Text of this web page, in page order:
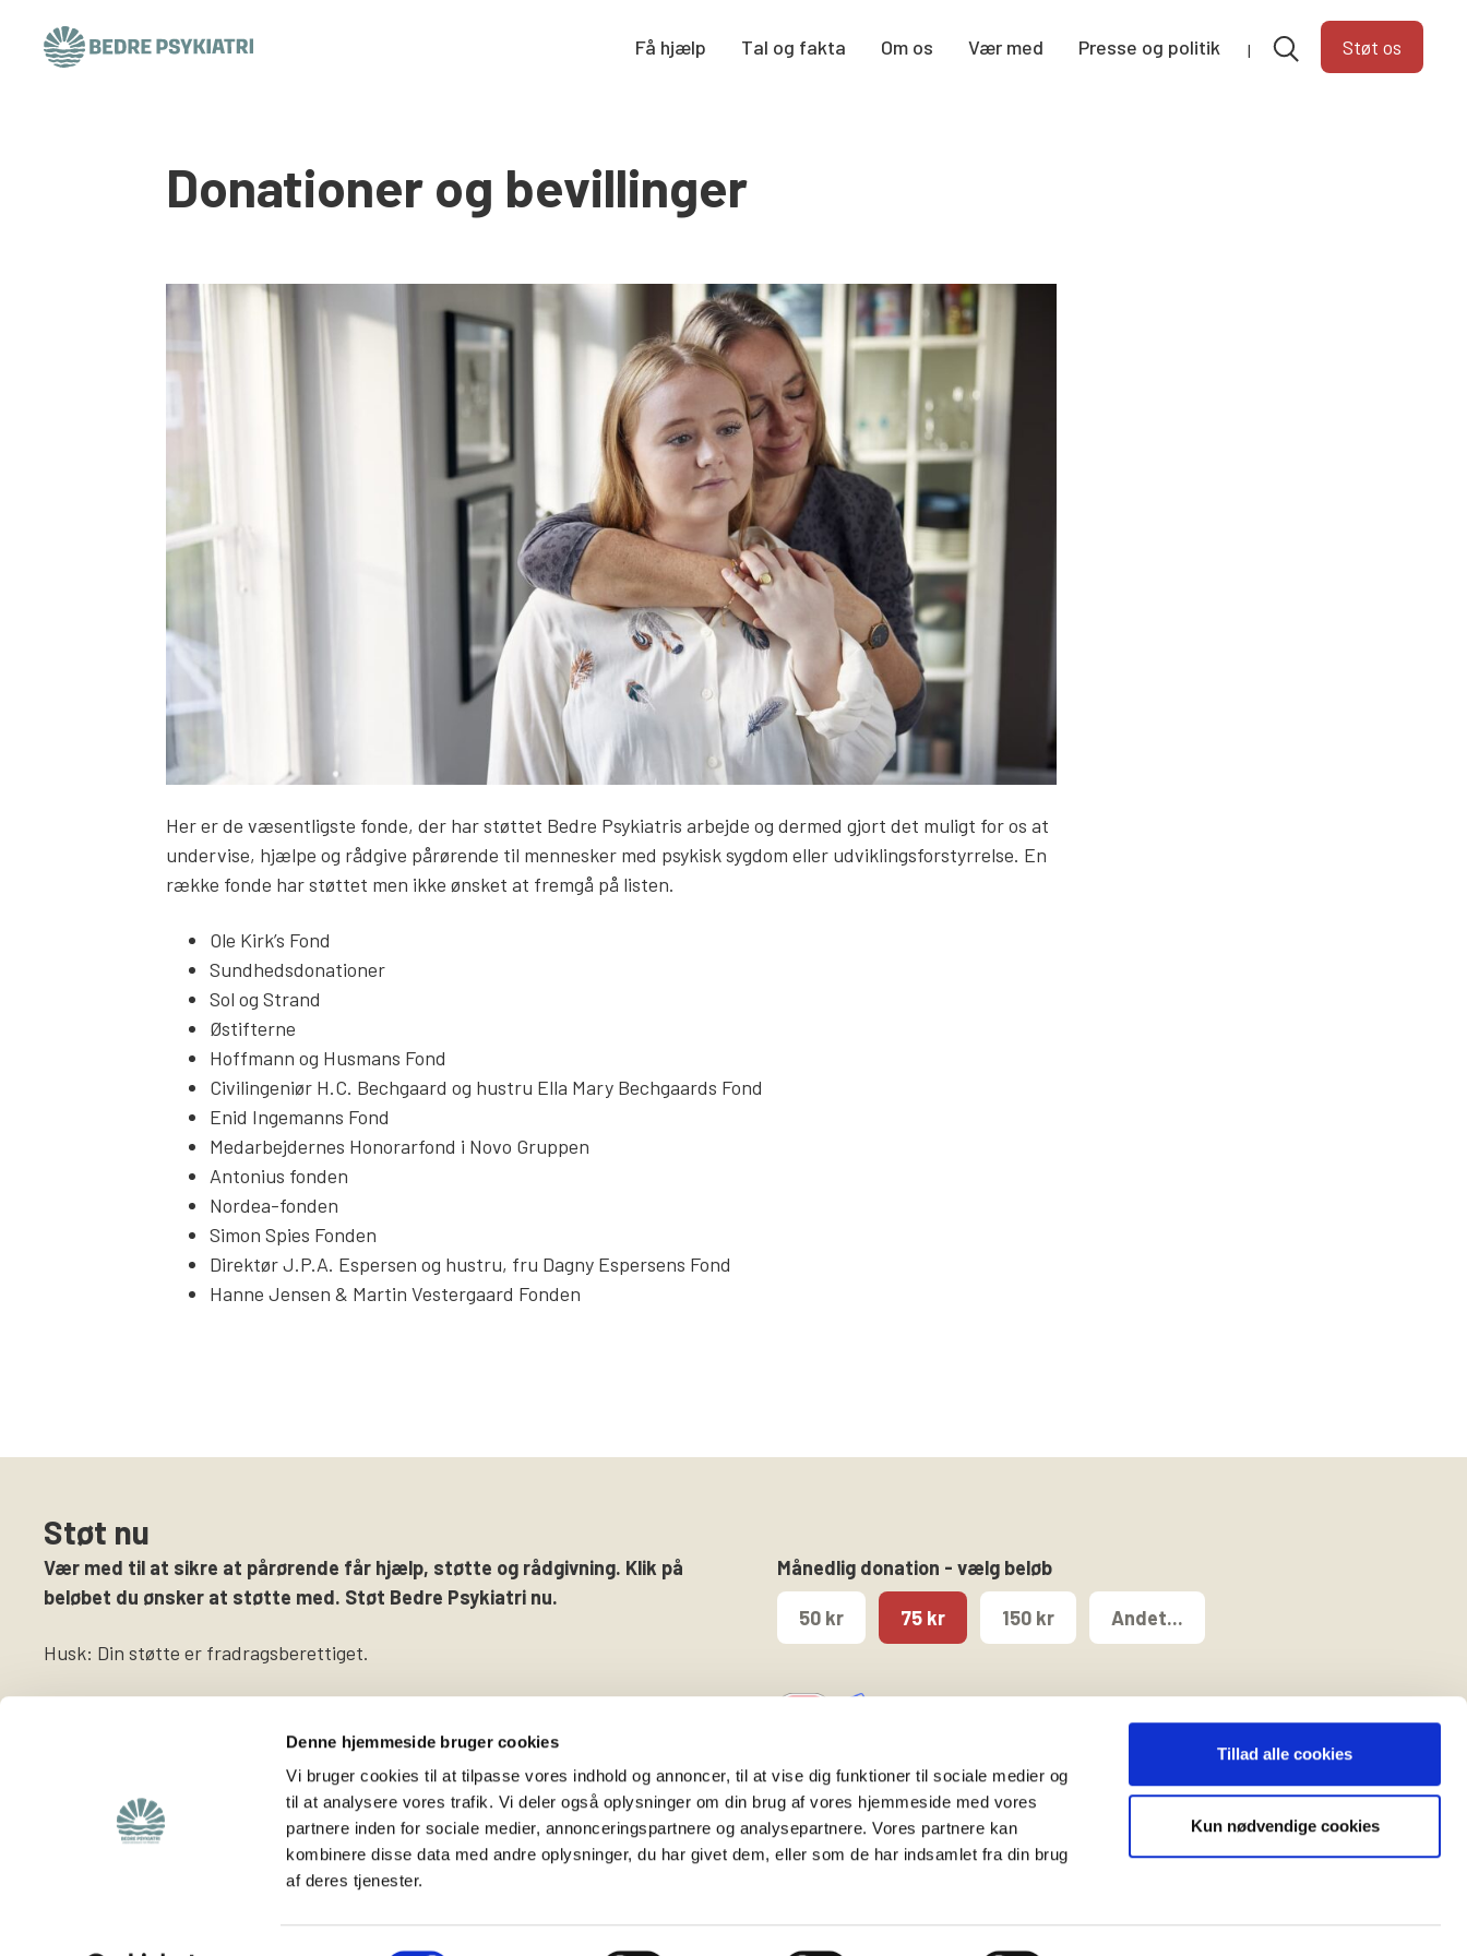
Denne hjemmeside bruger cookies
Vi bruger cookies til at tilpasse vores indhold og annoncer, til at vise dig funktioner til sociale medier og
til at analysere vores trafik. Vi deler også oplysninger om din brug af vores hjemmeside med vores
partnere inden for sociale medier, annonceringspartnere og analysepartnere. Vores partnere kan
kombinere disse data med andre oplysninger, du har givet dem, eller som de har indsamlet fra din brug
af deres tjenester.
Tillad alle cookies
Kun nødvendige cookies
Få hjælp Tal og fakta Om os Vær med Presse og politik Støt os
Donationer og bevillinger
Her er de væsentligste fonde, der har støttet Bedre Psykiatris arbejde og dermed gjort det muligt for os at
undervise, hjælpe og rådgive pårørende til mennesker med psykisk sygdom eller udviklingsforstyrrelse. En
række fonde har støttet men ikke ønsket at fremgå på listen.
Ole Kirk’s Fond
Sundhedsdonationer
Sol og Strand
Østifterne
Hoffmann og Husmans Fond
Civilingeniør H.C. Bechgaard og hustru Ella Mary Bechgaards Fond
Enid Ingemanns Fond
Medarbejdernes Honorarfond i Novo Gruppen
Antonius fonden
Nordea-fonden
Simon Spies Fonden
Direktør J.P.A. Espersen og hustru, fru Dagny Espersens Fond
Hanne Jensen & Martin Vestergaard Fonden
Støt nu
Vær med til at sikre at pårørende får hjælp, støtte og rådgivning. Klik på
beløbet du ønsker at støtte med. Støt Bedre Psykiatri nu.
Husk: Din støtte er fradragsberettiget.
Månedlig donation - vælg beløb
50 kr 75 kr 150 kr Andet...
Hjemmeside for
Støt os
Støt foreningen
Bliv medlem
Følg os på
Twitter
Instagram
Kontakt hovedkontoret
1457 København K
T. 53 52 99 00